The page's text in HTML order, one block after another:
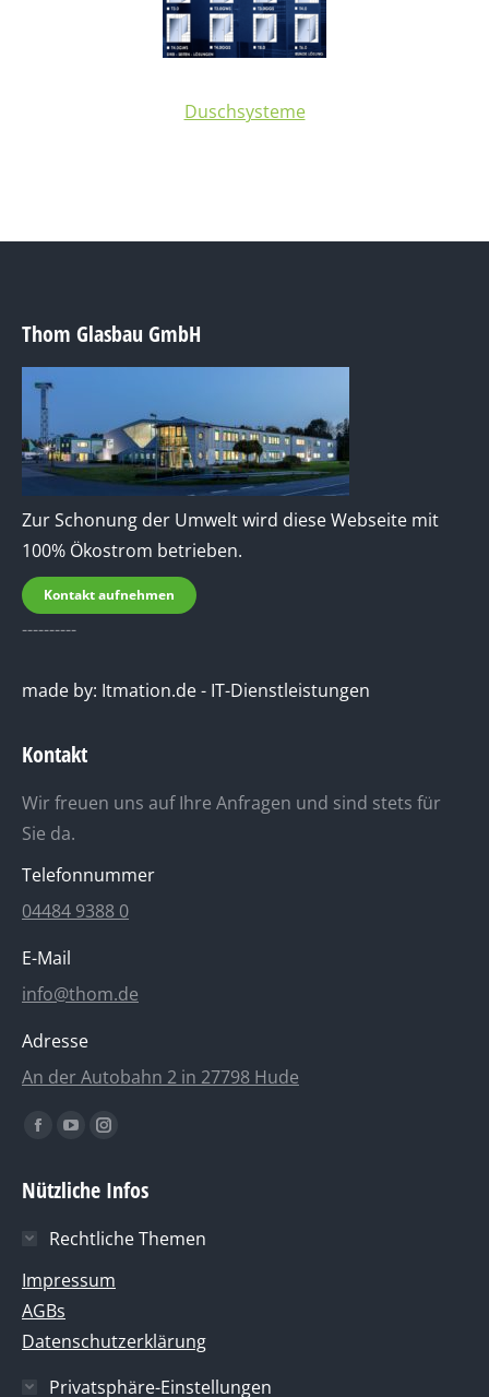
Duschsysteme
Thom Glasbau GmbH
Zur Schonung der Umwelt wird diese Webseite mit
100% Ökostrom betrieben.
Kontakt aufnehmen
----------
made by: Itmation.de - IT-Dienstleistungen
Kontakt
Wir freuen uns auf Ihre Anfragen und sind stets für
Sie da.
Telefonnummer
04484 9388 0
E-Mail
info@thom.de
Adresse
An der Autobahn 2 in 27798 Hude
Finden
uns
Facebook
opens
new
window
YouTube
opens
new
window
Instagram
opens
new
window
Nützliche Infos
Rechtliche Themen
Impressum
AGBs
Datenschutzerklärung
Privatsphäre-Einstellungen